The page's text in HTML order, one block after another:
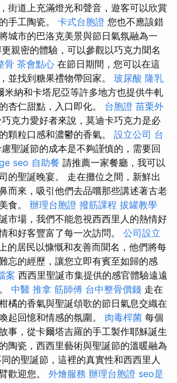
街道上充滿燈光和聲音，遊客可以欣賞
手工陶瓷。 卡式台胞證 您也不應該錯
城市的巴洛克美景與節日氣氛融為一
親密的體驗，可以參觀以巧克力聞名
骨 茶會點心 在節日期間，您可以在這
並找到糖果禮物帶回家。 玻尿酸 隆乳
米納和卡塔尼亞等許多地方也提供牛軋
杏仁甜點，入口即化。 台胞證 苗栗外
克力愛好者來說，莫迪卡巧克力是必
顆粒口感和濃鬱的香氣。 設立公司 台
聖誕節的成本是不夠謹慎的，需要回
seo 自助餐 請推薦一家餐廳，我可以
的聖誕晚宴。 走在攤位之間，新鮮出
而來，吸引他們去品嚐那些講述著古老
食。 辦理台胞證 撥筋課程 拔罐教學
市場，我們不能忽視西西里人的熱情好
和好客豐富了每一次訪問。 公司設立
的居民以慷慨和友善而聞名，他們將每
忘的經歷，讓您立即有賓至如歸的感
案 西西里聖誕市集提供的感官體驗遠遠
中醫 推拿 筋師傅 台中整骨價錢 走在
橘的香氣與聖誕頌歌的節日氣息交織在
起回憶和情感的氛圍。 肉毒桿菌 每個
事，從卡爾塔吉羅的手工製作耶穌誕生
陶瓷，西西里藝術與聖誕節的溫暖融為
的聖誕節，這裡的真實性和西西里人
歡迎您。 外燴服務 辦理台胞證 seo是